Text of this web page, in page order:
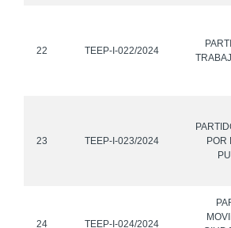
22 TEEP-I-022/2024
23 TEEP-I-023/2024
POR
24 TEEP-I-024/2024